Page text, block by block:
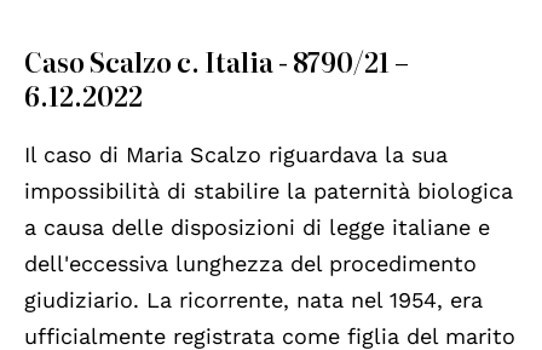
Caso Scalzo c. Italia - 8790/21 –
6.12.2022
Il caso di Maria Scalzo riguardava la sua
impossibilità di stabilire la paternità biologica
a causa delle disposizioni di legge italiane e
dell'eccessiva lunghezza del procedimento
giudiziario. La ricorrente, nata nel 1954, era
ufficialmente registrata come figlia del marito